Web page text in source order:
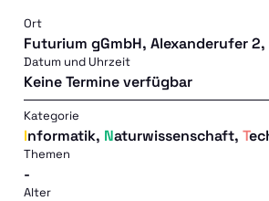
Ort
Futurium gGmbH, Alexanderufer 2,
Datum und Uhrzeit
Keine Termine verfügbar
Kategorie
Informatik, Naturwissenschaft,
Themen
-
Alter